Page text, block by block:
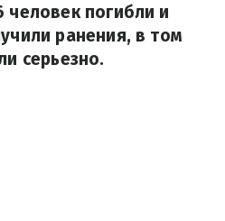
погибли и
ранения, в том
серьезно.